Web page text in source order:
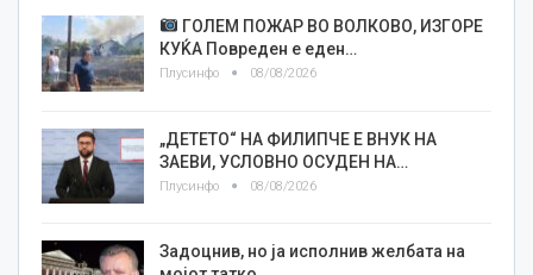
ГОЛЕМ ПОЖАР ВО ВОЛКОВО, ИЗГОРЕ
КУЌА Повреден е еден…
Плусинфо 08/08/2026
„ДЕТЕТО“ НА ФИЛИПЧЕ Е ВНУК НА
ЗАЕВИ, УСЛОВНО ОСУДЕН НА…
Плусинфо 08/08/2026
Задоцнив, но ја исполнив желбата на